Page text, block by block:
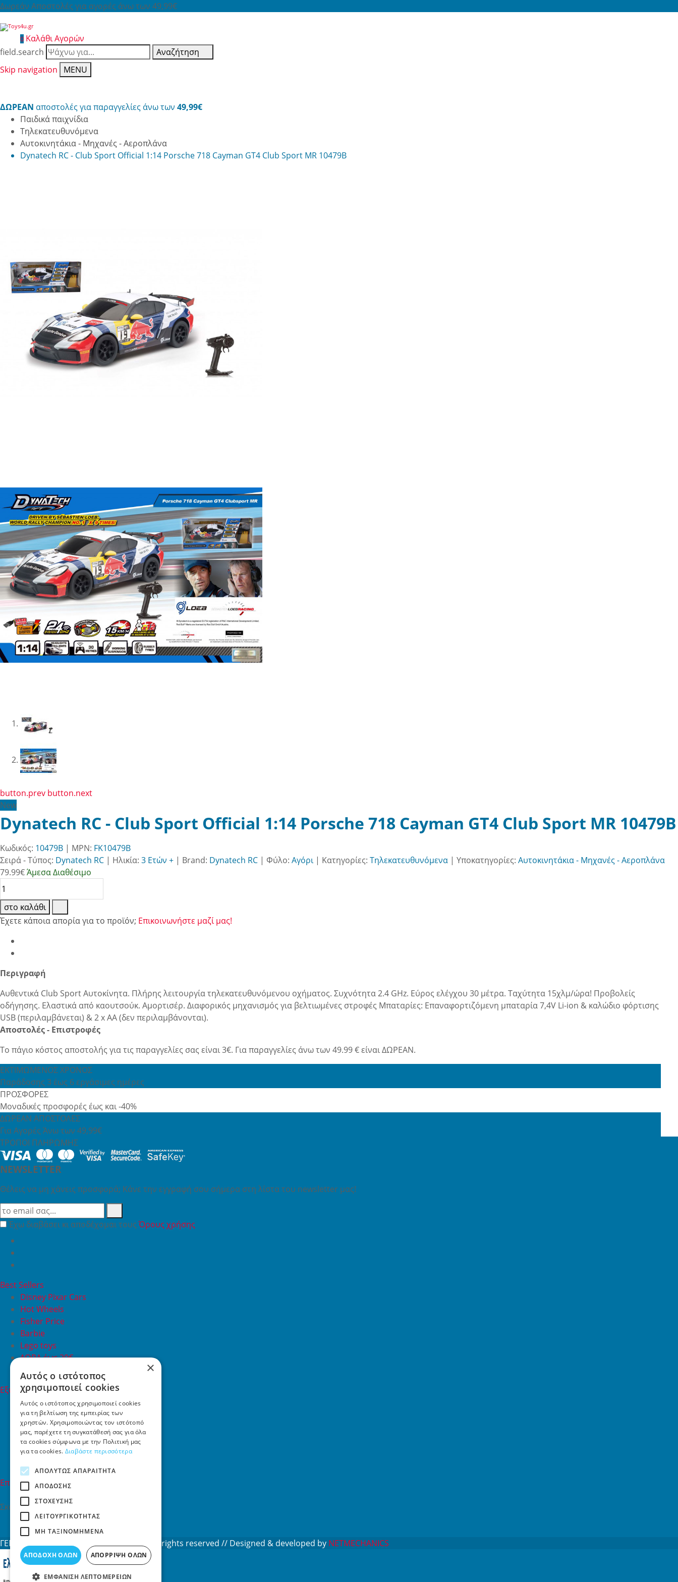
Δωρεάν Αποστολές για αγορές άνω των 49,99€
0 Καλάθι Αγορών
field.search
Αναζήτηση
Skip navigation
MENU
ΔΩΡΕΑΝ αποστολές για παραγγελίες άνω των 49,99€
Παιδικά παιχνίδια
Τηλεκατευθυνόμενα
Αυτοκινητάκια - Μηχανές - Αεροπλάνα
Dynatech RC - Club Sport Official 1:14 Porsche 718 Cayman GT4 Club Sport MR 10479B
button.prev button.next
New
Dynatech RC - Club Sport Official 1:14 Porsche 718 Cayman GT4 Club Sport MR 10479B
Κωδικός: 10479B | MPN: FK10479B
Σειρά - Τύπος: Dynatech RC | Ηλικία: 3 Ετών + | Brand: Dynatech RC | Φύλο: Αγόρι| Κατηγορίες: Τηλεκατευθυνόμενα | Υποκατηγορίες: Αυτοκινητάκια - Μηχανές - Αεροπλάνα
79.99€Άμεσα Διαθέσιμο
στο καλάθι
Έχετε κάποια απορία για το προϊόν; Επικοινωνήστε μαζί μας!
Περιγραφή
Αυθεντικά Club Sport Αυτοκίνητα. Πλήρης λειτουργία τηλεκατευθυνόμενου οχήματος. Συχνότητα 2.4 GHz. Εύρος ελέγχου 30 μέτρα. Ταχύτητα 15χλμ/ώρα! Προβολείς
οδήγησης. Ελαστικά από καουτσούκ. Αμορτισέρ. Διαφορικός μηχανισμός για βελτιωμένες στροφές Μπαταρίες: Επαναφορτιζόμενη μπαταρία 7,4V Li-ion & καλώδιο φόρτισης
USB (περιλαμβάνεται) & 2 x AA (δεν περιλαμβάνονται).
Αποστολές - Επιστροφές
Το πάγιο κόστος αποστολής για τις παραγγελίες σας είναι 3€. Για παραγγελίες άνω των 49.99 € είναι ΔΩΡΕΑΝ.
ΕΚΤΙΜΩΜΕΝΟΣ ΧΡΟΝΟΣ
Παράδοσης 3 έως 6 εργάσιμες ημέρες
ΠΡΟΣΦΟΡΕΣ
Μοναδικές προσφορές έως και -40%
ΔΩΡΕΑΝ ΑΠΟΣΤΟΛΕΣ
Για Αγορές Άνω των 49,99€
ΤΡΟΠΟΙ ΠΛΗΡΩΜΗΣ
NEWSLETTER
Θέλεις να μη χάνεις προσφορά; Κάνε την εγγραφή σου σήμερα στη λίστα του newsletter μας!
Έχω διαβάσει κι αποδέχομαι τουςΌρους χρήσης
Best Sellers
Disney Pixar Cars
Hot Wheels
Fisher Price
Barbie
Lego toys
ΔΩΡΑ έως 20€
ΠΡΟΣΦΟΡΕΣ
Εξυπηρέτηση Πελατών
Εξυπηρέτηση πελατών
Συχνές ερωτήσεις
Όροι χρήσης
Τρόποι Πληρωμής
Επιστροφές
Επικοινωνία
Σκαλάνι, Ηράκλειο Κρήτης
2810731415
info[at]toys4u.gr
ΓΕΜΗ: 188101127000 © 2026Toys4u.gr All rights reserved // Designed & developed by NETMECHANICS
×
Αυτός ο ιστότοπος
χρησιμοποιεί cookies
Αυτός ο ιστότοπος χρησιμοποιεί cookies
για τη βελτίωση της εμπειρίας των
χρηστών. Χρησιμοποιώντας τον ιστότοπό
μας, παρέχετε τη συγκατάθεσή σας για όλα
τα cookies σύμφωνα με την Πολιτική μας
για τα cookies. Διαβάστε περισσότερα
ΑΠΟΛΎΤΩΣ ΑΠΑΡΑΊΤΗΤΑ
ΑΠΌΔΟΣΗΣ
ΣΤΌΧΕΥΣΗΣ
ΛΕΙΤΟΥΡΓΙΚΌΤΗΤΑΣ
ΜΗ ΤΑΞΙΝΟΜΗΜΈΝΑ
ΑΠΟΔΟΧΉ ΌΛΩΝ ΑΠΌΡΡΙΨΗ ΌΛΩΝ
ΕΜΦΆΝΙΣΗ ΛΕΠΤΟΜΕΡΕΙΏΝ